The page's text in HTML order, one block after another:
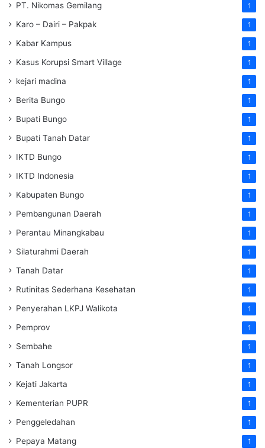
PT. Nikomas Gemilang 1
Karo – Dairi – Pakpak 1
Kabar Kampus 1
Kasus Korupsi Smart Village 1
kejari madina 1
Berita Bungo 1
Bupati Bungo 1
Bupati Tanah Datar 1
IKTD Bungo 1
IKTD Indonesia 1
Kabupaten Bungo 1
Pembangunan Daerah 1
Perantau Minangkabau 1
Silaturahmi Daerah 1
Tanah Datar 1
Rutinitas Sederhana Kesehatan 1
Penyerahan LKPJ Walikota 1
Pemprov 1
Sembahe 1
Tanah Longsor 1
Kejati Jakarta 1
Kementerian PUPR 1
Penggeledahan 1
Pepaya Matang 1